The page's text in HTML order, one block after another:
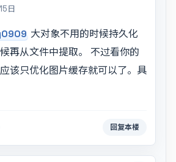
日
大对象不用的时候持久化
再从文件中提取。 不过看你的
该只优化图片缓存就可以了。具
回复本楼